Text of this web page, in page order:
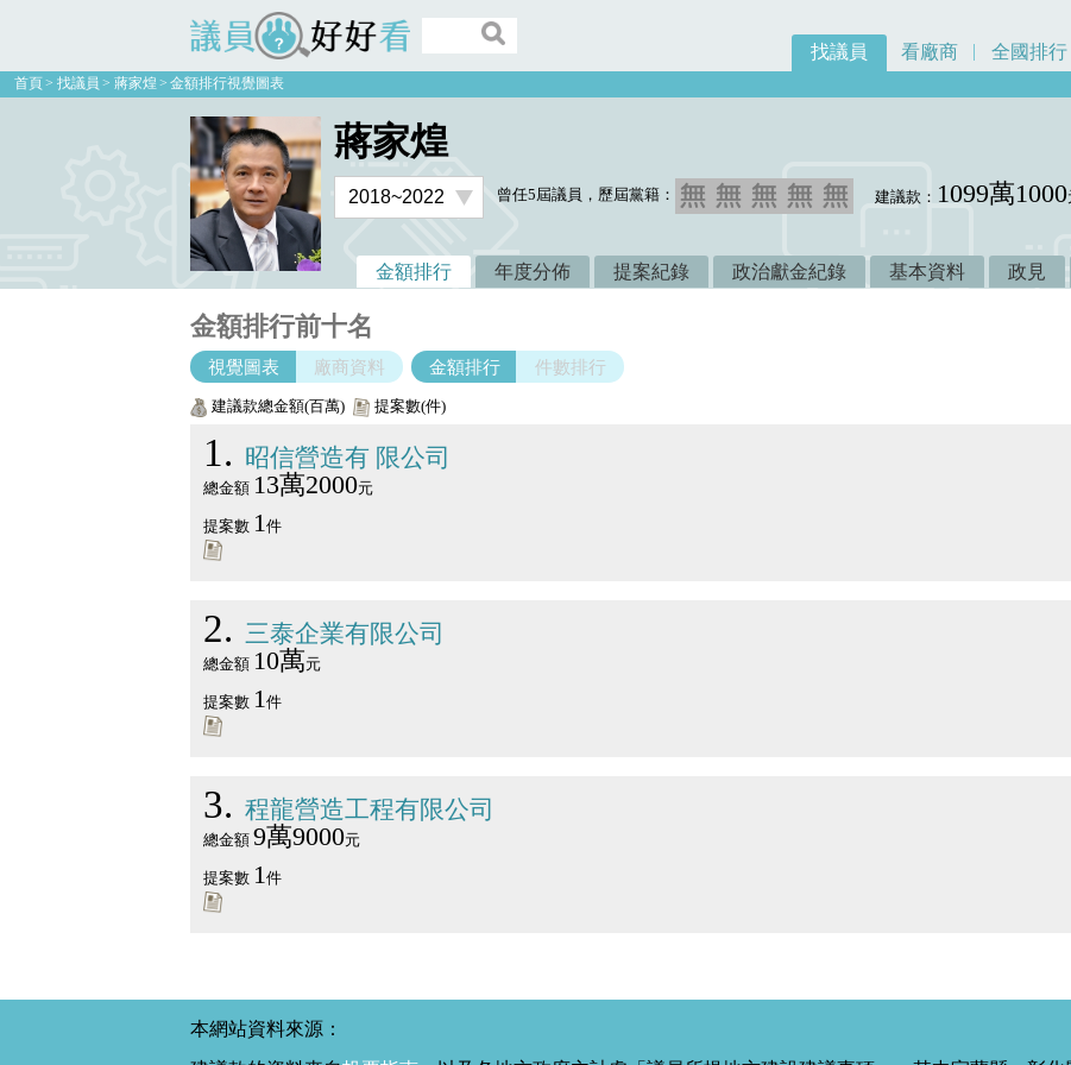
議員好好看
找議員 看廠商 全國排行
首頁 找議員 蔣家煌 金額排行視覺圖表
蔣家煌
曾任5屆議員，歷屆黨籍： 建議款： 1099萬1000
金額排行 年度分佈 提案紀錄 政治獻金紀錄 基本資料 政見
金額排行前十名
視覺圖表 廠商資料 金額排行 件數排行
建議款總金額(百萬) 提案數(件)
1 昭信營造有 限公司
總金額 13萬2000元
提案數 1件
2 三泰企業有限公司
總金額 10萬元
提案數 1件
3 程龍營造工程有限公司
總金額9萬9000元
提案數 1件
本網站資料來源：